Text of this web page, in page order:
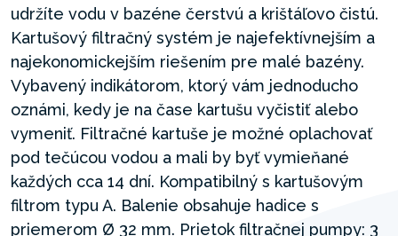
udržíte vodu v bazéne čerstvú a krištáľovo čistú.
Kartušový filtračný systém je najefektívnejším a
najekonomickejším riešením pre malé bazény.
Vybavený indikátorom, ktorý vám jednoducho
oznámi, kedy je na čase kartušu vyčistiť alebo
vymeniť. Filtračné kartuše je možné oplachovať
pod tečúcou vodou a mali by byť vymieňané
každých cca 14 dní. Kompatibilný s kartušovým
filtrom typu A. Balenie obsahuje hadice s
priemerom Ø 32 mm. Prietok filtračnej pumpy: 3